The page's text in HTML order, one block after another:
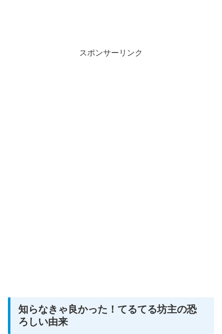
スポンサーリンク
知らなきゃ良かった！てるてる坊主の恐
ろしい由来